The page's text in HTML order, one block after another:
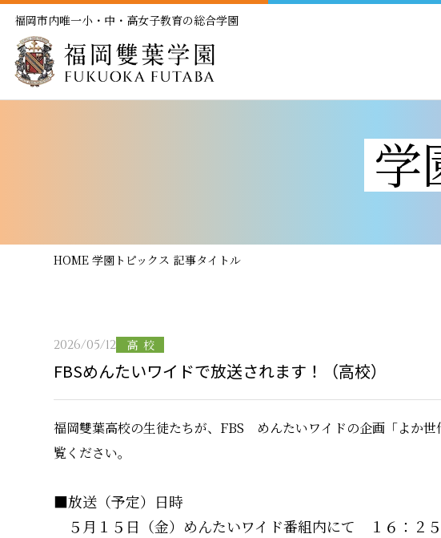
福岡市内唯一小・中・高女子教育の総合学園
学
HOME 学園トピックス 記事タイトル
2026/05/12 高校
FBSめんたいワイドで放送されます！（高校）
福岡雙葉高校の生徒たちが、FBS めんたいワイドの企画「よか
覧ください。
■放送（予定）日時
５月１５日（金）めんたいワイド番組内にて １６：２